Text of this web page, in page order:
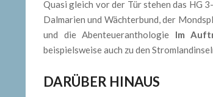
Quasi gleich vor der Tür stehen das HG
Dalmarien und Wächterbund, der
und die Abenteueranthologie Im
beispielsweise auch zu den
DARÜBER HINAUS